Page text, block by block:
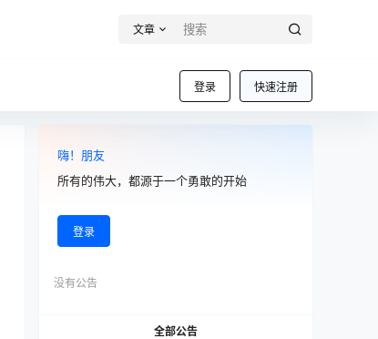
文章
登录 快速注册
嗨！朋友
所有的伟大，都源于一个勇敢的开始
登录
没有公告
全部公告